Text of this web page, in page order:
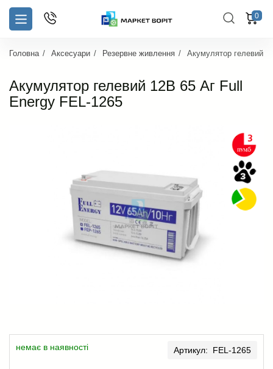
0
Головна Аксесуари Резервне живлення Акумулятор гелевий
Акумулятор гелевий 12В 65 Аг Full
Energy FEL-1265
немає в наявності Артикул: FEL-1265